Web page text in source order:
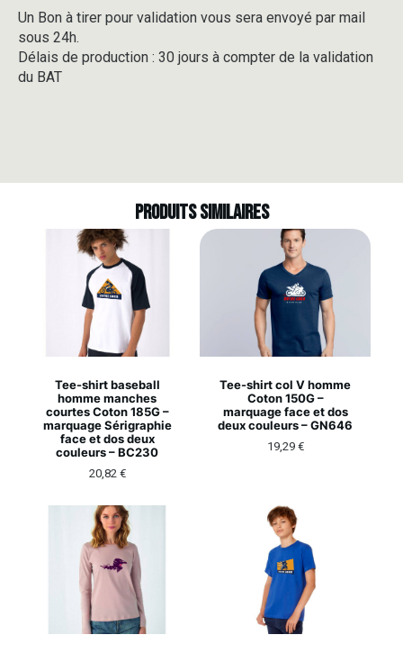
Un Bon à tirer pour validation vous sera envoyé par mail
sous 24h.
Délais de production : 30 jours à compter de la validation
du BAT
Produits similaires
Tee-shirt baseball
homme manches
courtes Coton 185G –
marquage Sérigraphie
face et dos deux
couleurs – BC230
20,82 €
Tee-shirt col V homme
Coton 150G –
marquage face et dos
deux couleurs – GN646
19,29 €